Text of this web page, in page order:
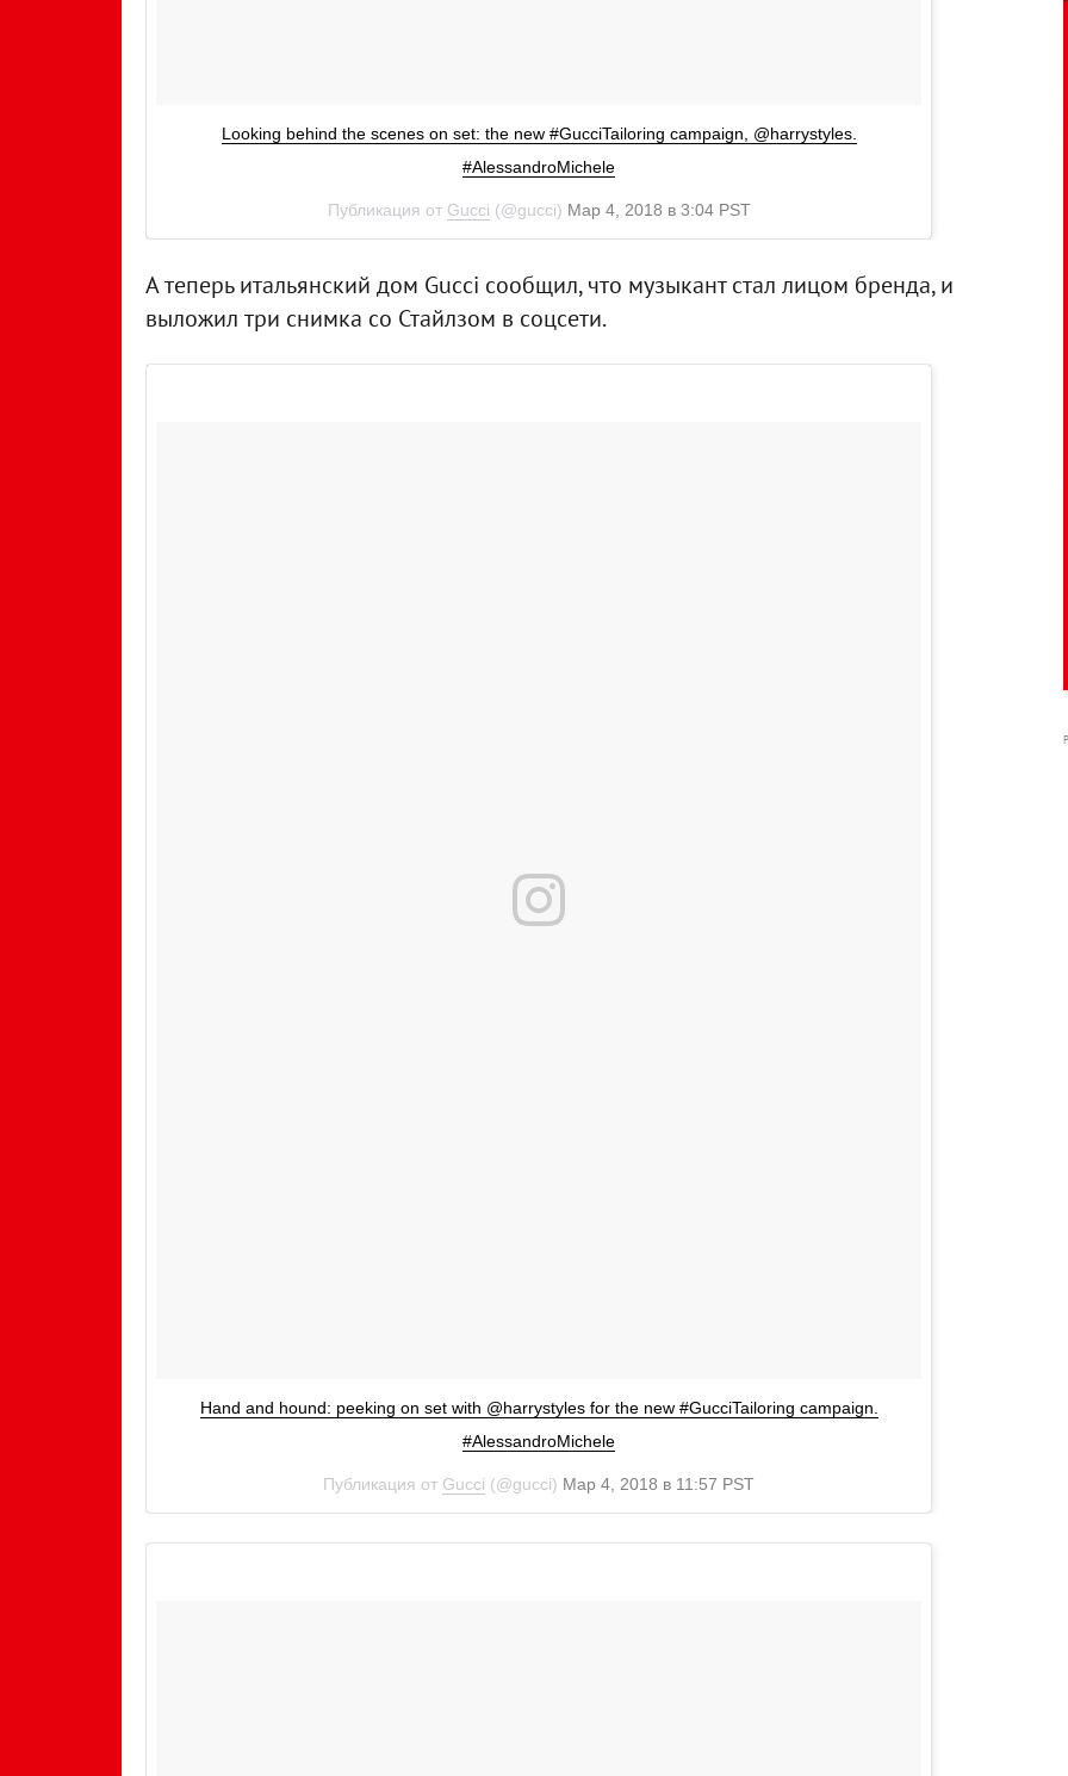
Looking behind the scenes on set: the new #GucciTailoring campaign, @harrystyles.
#AlessandroMichele
Публикация от Gucci (@gucci) Мар 4, 2018 в 3:04 PST
А теперь итальянский дом Gucci сообщил, что музыкант стал лицом бренда, и
выложил три снимка со Стайлзом в соцсети.
Hand and hound: peeking on set with @harrystyles for the new #GucciTailoring campaign.
#AlessandroMichele
Публикация от Gucci (@gucci) Мар 4, 2018 в 11:57 PST